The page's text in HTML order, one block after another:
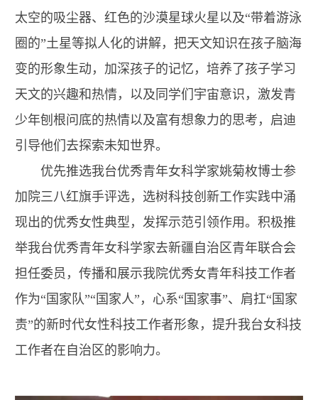
太空的吸尘器、红色的沙漠星球火星以及“带着游泳
圈的”土星等拟人化的讲解，把天文知识在孩子脑海
变的形象生动，加深孩子的记忆，培养了孩子学习
天文的兴趣和热情，以及同学们宇宙意识，激发青
少年刨根问底的热情以及富有想象力的思考，启迪
引导他们去探索未知世界。
优先推选我台优秀青年女科学家姚菊枚博士参
加院三八红旗手评选，选树科技创新工作实践中涌
现出的优秀女性典型，发挥示范引领作用。积极推
举我台优秀青年女科学家去新疆自治区青年联合会
担任委员，传播和展示我院优秀女青年科技工作者
作为“国家队”“国家人”，心系“国家事”、肩扛“国家
责”的新时代女性科技工作者形象，提升我台女科技
工作者在自治区的影响力。